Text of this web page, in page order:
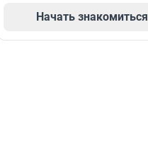
Начать знакомиться